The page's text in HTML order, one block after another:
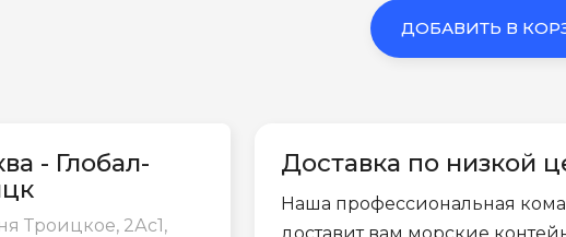
ДОБАВИТЬ В
- Глобал-
Троицкое, 2Ас1,
Доставка по низкой
Наша профессиональная